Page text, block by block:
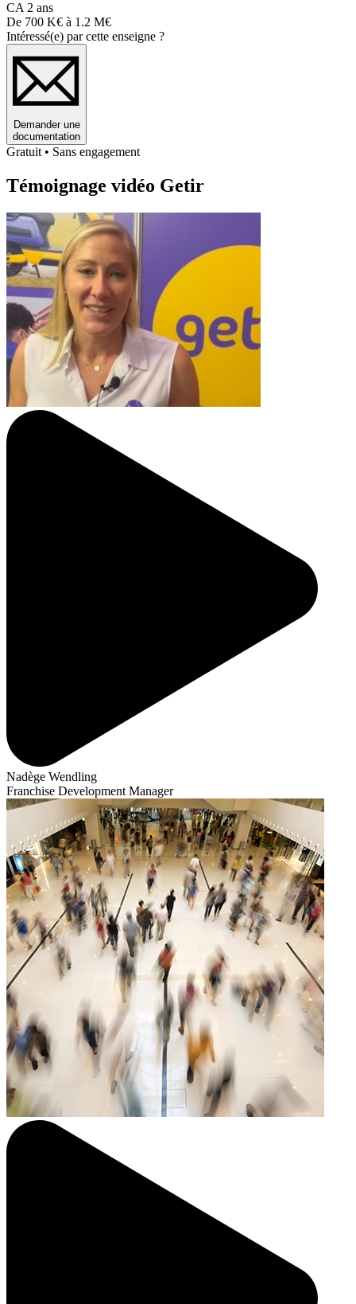
CA 2 ans
De 700 K€ à 1.2 M€
Intéressé(e) par cette enseigne ?
Demander une
documentation
Gratuit • Sans engagement
Témoignage vidéo Getir
Nadège Wendling
Franchise Development Manager